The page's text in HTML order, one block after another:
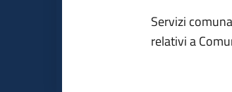
Servizi
relativi a